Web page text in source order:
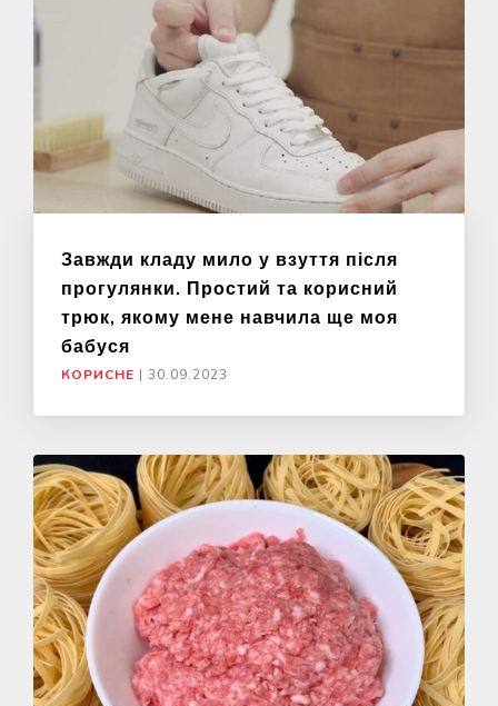
Завжди кладу мило у взуття після
прогулянки. Простий та корисний
трюк, якому мене навчила ще моя
бабуся
КОРИСНЕ | 30.09.2023